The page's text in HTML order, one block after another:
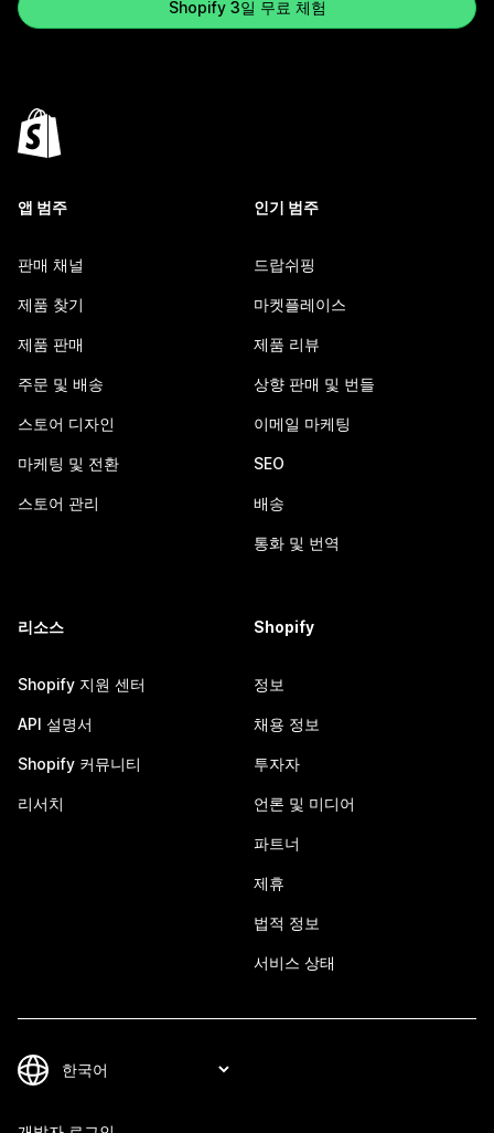
Shopify 3일 무료 체험
앱 범주
판매 채널
제품 찾기
제품 판매
주문 및 배송
스토어 디자인
마케팅 및 전환
스토어 관리
인기 범주
드랍쉬핑
마켓플레이스
제품 리뷰
상향 판매 및 번들
이메일 마케팅
SEO
배송
통화 및 번역
리소스
Shopify 지원 센터
API 설명서
Shopify 커뮤니티
리서치
Shopify
정보
채용 정보
투자자
언론 및 미디어
파트너
제휴
법적 정보
서비스 상태